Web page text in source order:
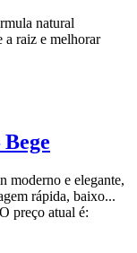
natural
a raiz e melhorar
moderno e elegante,
rápida, baixo...
O preço atual é: